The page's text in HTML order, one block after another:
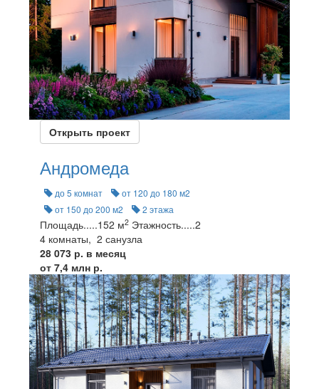
Открыть проект
Андромеда
до 5 комнат
от 120 до 180 м2
от 150 до 200 м2
2 этажа
Площадь.....152 м2 Этажность.....2
4 комнаты, 2 санузла
28 073 р. в месяц
от 7,4 млн р.